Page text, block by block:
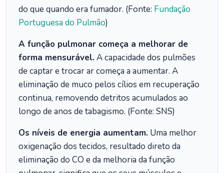
do que quando era fumador. (Fonte: Fundação
Portuguesa do Pulmão)
A função pulmonar começa a melhorar de
forma mensurável.A capacidade dos pulmões
de captar e trocar ar começa a aumentar. A
eliminação de muco pelos cílios em recuperação
continua, removendo detritos acumulados ao
longo de anos de tabagismo. (Fonte: SNS)
Os níveis de energia aumentam. Uma melhor
oxigenação dos tecidos, resultado direto da
eliminação do CO e da melhoria da função